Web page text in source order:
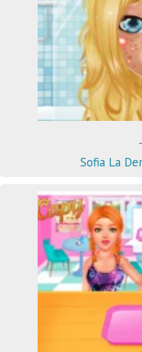
Sofia La